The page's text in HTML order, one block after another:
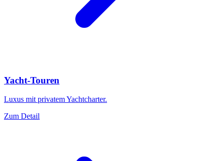
Yacht-Touren
Luxus mit privatem Yachtcharter.
Zum Detail